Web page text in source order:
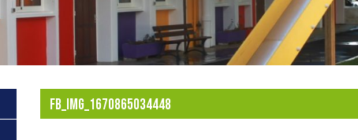
FB_IMG_1670865034448